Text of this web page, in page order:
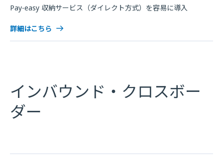
Pay-easy 収納サービス（ダイレクト方式）を容易に導入
詳細はこちら
インバウンド・クロスボー
ダー